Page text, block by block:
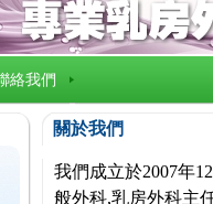
絡我們
關於我們
我們成立於2007年
般外科,乳房外科主